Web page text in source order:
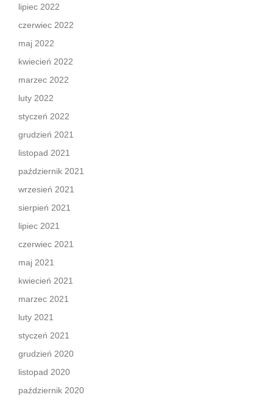
lipiec 2022
czerwiec 2022
maj 2022
kwiecień 2022
marzec 2022
luty 2022
styczeń 2022
grudzień 2021
listopad 2021
październik 2021
wrzesień 2021
sierpień 2021
lipiec 2021
czerwiec 2021
maj 2021
kwiecień 2021
marzec 2021
luty 2021
styczeń 2021
grudzień 2020
listopad 2020
październik 2020